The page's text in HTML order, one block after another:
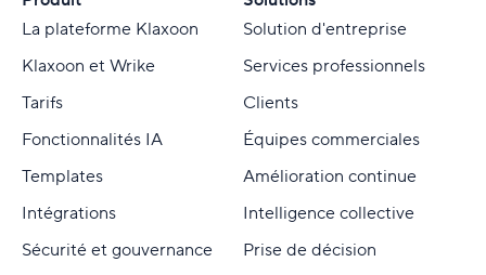
La plateforme Klaxoon
Klaxoon et Wrike
Tarifs
Fonctionnalités IA
Templates
Intégrations
Sécurité et gouvernance
Solution d'entreprise
Services professionnels
Clients
Équipes commerciales
Amélioration continue
Intelligence collective
Prise de décision